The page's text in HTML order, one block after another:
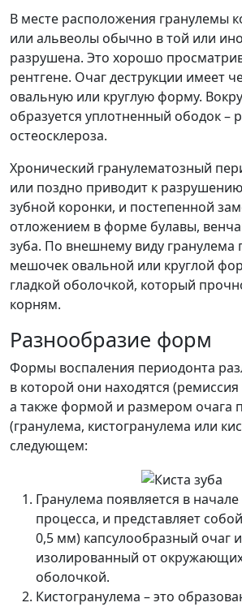
В месте расположения гранулемы
или альвеолы обычно в той или
разрушена. Это хорошо
рентгене. Очаг деструкции имеет
овальную или круглую форму.
образуется уплотненный ободок –
остеосклероза.
Хронический гранулематозный
или поздно приводит к
зубной коронки, и постепенной
отложением в форме булавы,
зуба. По внешнему виду гранулема
мешочек овальной или круглой
гладкой оболочкой, который
корням.
Разнообразие форм
Формы воспаления периодонта
в которой они находятся
а также формой и размером очага
(гранулема, кистогранулема или
следующем:
Гранулема появляется в
процесса, и представляет
0,5 мм) капсулообразный очаг
изолированный от
оболочкой.
Кистогранулема – это